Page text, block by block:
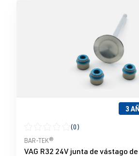
3
Calificación promedio de 0 de 5
(0)
BAR-TEK®
VAG R32 24V junta de vástago